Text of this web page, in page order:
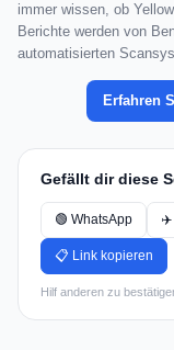
immer wissen, ob
Berichte werden von
automatisierten
Erfahren
Gefällt dir diese
🟢 WhatsApp ✈️
📋 Link kopieren
Hilf anderen zu